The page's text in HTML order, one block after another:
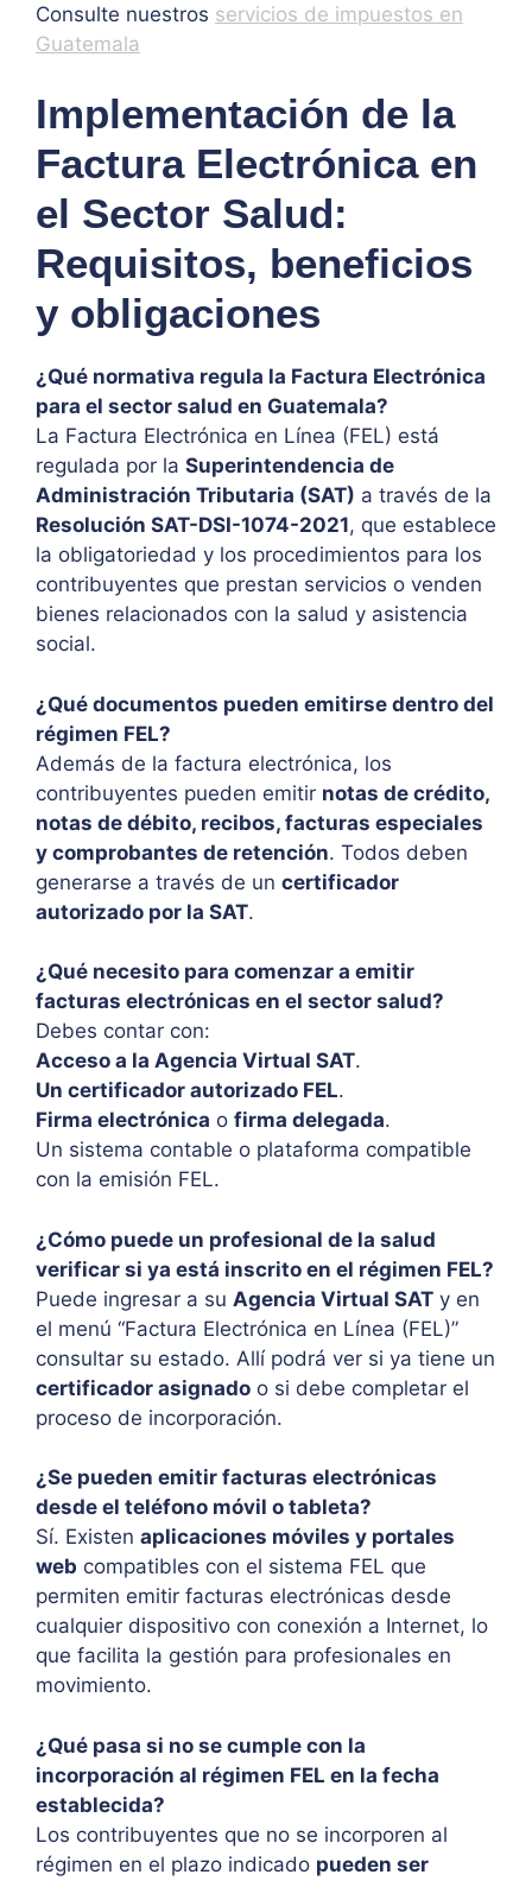
Consulte nuestros servicios de impuestos en
Guatemala
Implementación de la
Factura Electrónica en
el Sector Salud:
Requisitos, beneficios
y obligaciones
¿Qué normativa regula la Factura Electrónica
para el sector salud en Guatemala?
La Factura Electrónica en Línea (FEL) está
regulada por la Superintendencia de
Administración Tributaria (SAT) a través de la
Resolución SAT-DSI-1074-2021, que establece
la obligatoriedad y los procedimientos para los
contribuyentes que prestan servicios o venden
bienes relacionados con la salud y asistencia
social.
¿Qué documentos pueden emitirse dentro del
régimen FEL?
Además de la factura electrónica, los
contribuyentes pueden emitir notas de crédito,
notas de débito, recibos, facturas especiales
y comprobantes de retención. Todos deben
generarse a través de un certificador
autorizado por la SAT.
¿Qué necesito para comenzar a emitir
facturas electrónicas en el sector salud?
Debes contar con:
Acceso a la Agencia Virtual SAT.
Un certificador autorizado FEL.
Firma electrónica o firma delegada.
Un sistema contable o plataforma compatible
con la emisión FEL.
¿Cómo puede un profesional de la salud
verificar si ya está inscrito en el régimen FEL?
Puede ingresar a su Agencia Virtual SAT y en
el menú “Factura Electrónica en Línea (FEL)”
consultar su estado. Allí podrá ver si ya tiene un
certificador asignado o si debe completar el
proceso de incorporación.
¿Se pueden emitir facturas electrónicas
desde el teléfono móvil o tableta?
Sí. Existen aplicaciones móviles y portales
web compatibles con el sistema FEL que
permiten emitir facturas electrónicas desde
cualquier dispositivo con conexión a Internet, lo
que facilita la gestión para profesionales en
movimiento.
¿Qué pasa si no se cumple con la
incorporación al régimen FEL en la fecha
establecida?
Los contribuyentes que no se incorporen al
régimen en el plazo indicado pueden ser